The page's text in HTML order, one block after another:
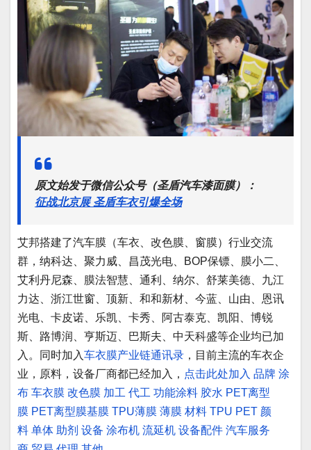
原文始发于微信公众号（圣盾汽车漆面膜）：
征战北京展 圣盾车衣引爆全场
艾邦搭建了汽车膜（车衣、改色膜、窗膜）行业交流
群，纳科达、聚力威、昌茂光电、BOP保镖、膜小二、
艾利丹尼森、膜法智慧、通利、纳尔、舒莱美德、九江
力达、浙江世窗、顶新、和和新材、今蓝、山由、恩讯
光电、卡皮诺、乐凯、卡秀、阿古泰克、凯阳、博锐
斯、路博润、亨斯迈、巴斯夫、中天科盛等企业均已加
入。同时加入车衣膜产业链通讯录 ，目前主流的车衣企
业，原料，设备厂商都已经加入， 点击此处加入 品牌 涂
布 车衣膜 改色膜 加工 代工 功能涂料 胶水 PET离型
膜 PET离型膜基膜 TPU薄膜 薄膜 材料 TPU PET 颜
料 单体 助剂 设备 涂布机 流延机 设备配件 汽车服务